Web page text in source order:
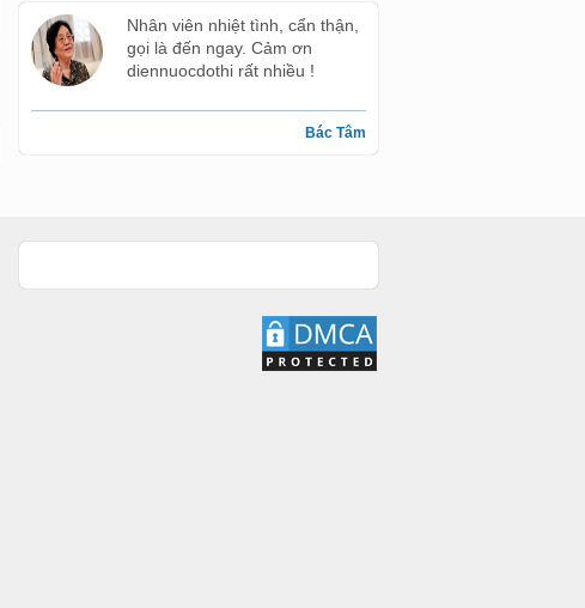
Nhân viên nhiệt tình, cẩn thận,
gọi là đến ngay. Cảm ơn
diennuocdothi rất nhiều !
Bác Tâm